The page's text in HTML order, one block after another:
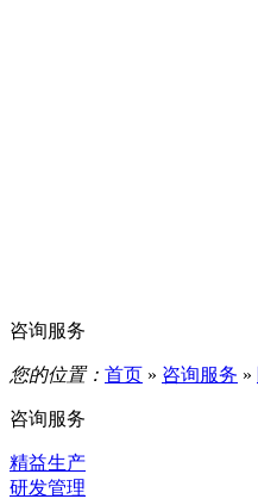
咨询服务
您的位置： 首页 » 咨询服务 »
咨询服务
精益生产
研发管理